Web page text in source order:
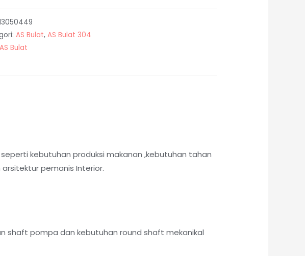
AS Bulat, AS Bulat 304
AS Bulat
kebutuhan produksi makanan ,kebutuhan tahan
pemanis Interior.
shaft pompa dan kebutuhan round shaft mekanikal